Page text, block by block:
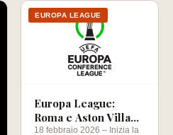
EUROPA LEAGUE
Europa League:
Roma e Aston Villa
favorite
18 febbraio 2026 – Inizia la